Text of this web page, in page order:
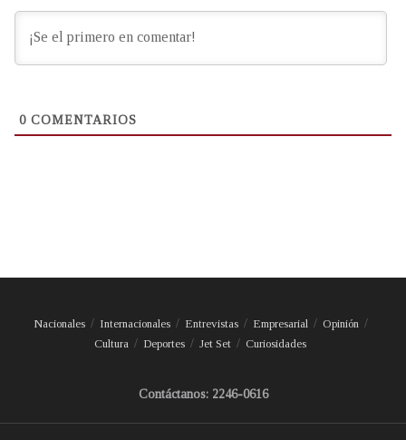
0 COMENTARIOS
Nacionales Internacionales Entrevistas Empresarial
Opinión
Cultura
Deportes Jet Set Curiosidades
Contáctanos: 2246-0616